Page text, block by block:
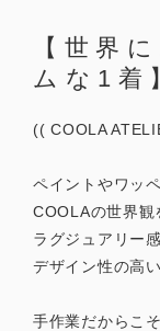
【世界
ムな1着
(( COOLA
ペイントやワッ
COOLAの世界観
ラグジュアリー
デザイン性の高
手作業だからこ